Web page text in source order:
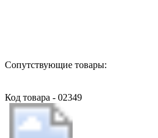
Сопутствующие товары:
Код товара - 02349